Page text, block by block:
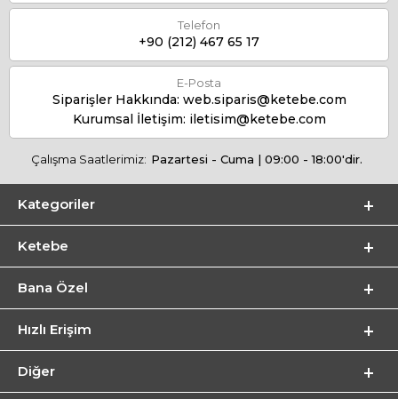
Telefon
+90 (212) 467 65 17
E-Posta
Siparişler Hakkında: web.siparis@ketebe.com
Kurumsal İletişim: iletisim@ketebe.com
Çalışma Saatlerimiz: Pazartesi - Cuma | 09:00 - 18:00'dir.
Kategoriler
Ketebe
Bana Özel
Hızlı Erişim
Diğer